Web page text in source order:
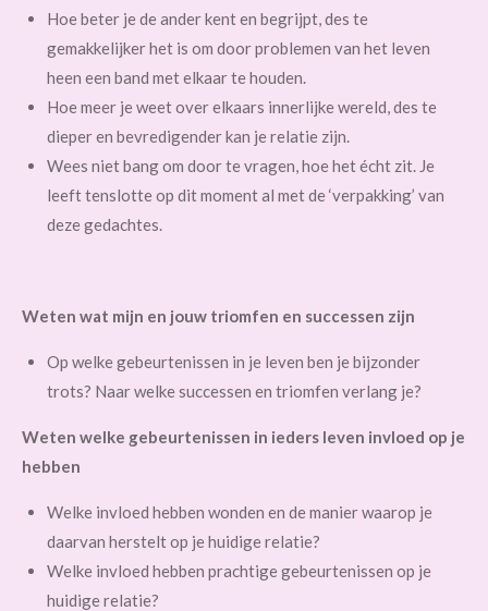
Hoe beter je de ander kent en begrijpt, des te
gemakkelijker het is om door problemen van het leven
heen een band met elkaar te houden.
Hoe meer je weet over elkaars innerlijke wereld, des te
dieper en bevredigender kan je relatie zijn.
Wees niet bang om door te vragen, hoe het écht zit. Je
leeft tenslotte op dit moment al met de ‘verpakking’ van
deze gedachtes.
Weten wat mijn en jouw triomfen en successen zijn
Op welke gebeurtenissen in je leven ben je bijzonder
trots? Naar welke successen en triomfen verlang je?
Weten welke gebeurtenissen in ieders leven invloed op je
hebben
Welke invloed hebben wonden en de manier waarop je
daarvan herstelt op je huidige relatie?
Welke invloed hebben prachtige gebeurtenissen op je
huidige relatie?